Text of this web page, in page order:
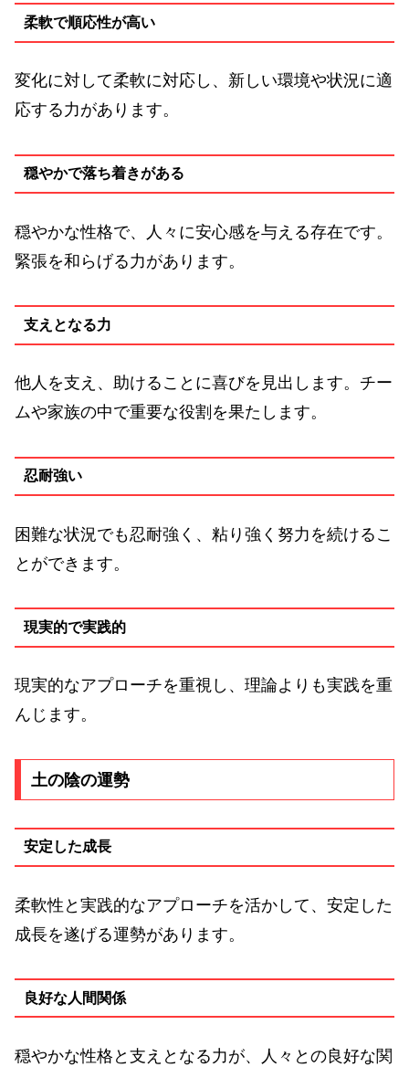
柔軟で順応性が高い
変化に対して柔軟に対応し、新しい環境や状況に適
応する力があります。
穏やかで落ち着きがある
穏やかな性格で、人々に安心感を与える存在です。
緊張を和らげる力があります。
支えとなる力
他人を支え、助けることに喜びを見出します。チー
ムや家族の中で重要な役割を果たします。
忍耐強い
困難な状況でも忍耐強く、粘り強く努力を続けるこ
とができます。
現実的で実践的
現実的なアプローチを重視し、理論よりも実践を重
んじます。
土の陰の運勢
安定した成長
柔軟性と実践的なアプローチを活かして、安定した
成長を遂げる運勢があります。
良好な人間関係
穏やかな性格と支えとなる力が、人々との良好な関